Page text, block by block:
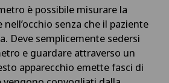
è possibile misurare la
senza che il paziente
Deve semplicemente sedersi
e guardare attraverso un
apparecchio emette fasci di